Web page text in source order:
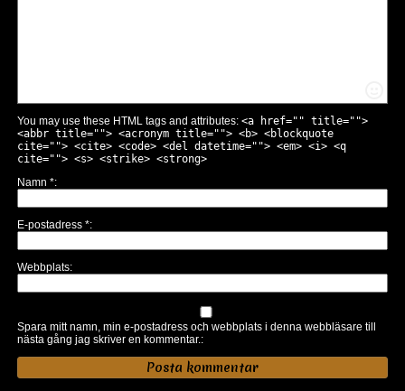
You may use these HTML tags and attributes: <a href="" title="">
<abbr title=""> <acronym title=""> <b> <blockquote
cite=""> <cite> <code> <del datetime=""> <em> <i> <q
cite=""> <s> <strike> <strong>
Namn *
E-postadress *
Webbplats
Spara mitt namn, min e-postadress och webbplats i denna webbläsare till
nästa gång jag skriver en kommentar.